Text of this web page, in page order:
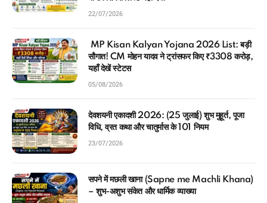
22/07/2026
MP Kisan Kalyan Yojana 2026 List: बड़ी
सौगात! CM मोहन यादव ने ट्रांसफर किए ₹3308 करोड़,
यहाँ देखें स्टेटस
05/08/2026
देवशयनी एकादशी 2026: (25 जुलाई) शुभ मुहूर्त, पूजा
विधि, व्रत कथा और चातुर्मास के 101 नियम
23/07/2026
सपने में मछली खाना (Sapne me Machli Khana)
– शुभ-अशुभ संकेत और धार्मिक व्याख्या